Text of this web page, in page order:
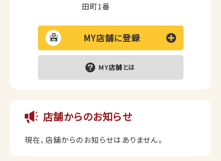
田町1番
MY店舗に登録
MY店舗とは
店舗からのお知らせ
現在、店舗からのお知らせはありません。